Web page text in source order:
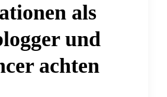
als
und
achten